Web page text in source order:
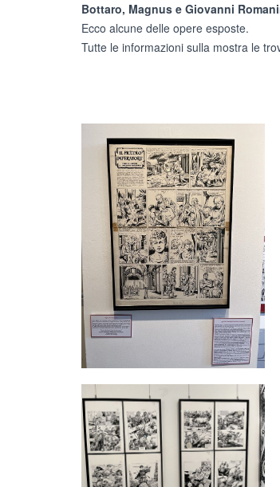
Bottaro, Magnus e Giovanni
Ecco alcune delle opere esposte.
Tutte le informazioni sulla mostra le